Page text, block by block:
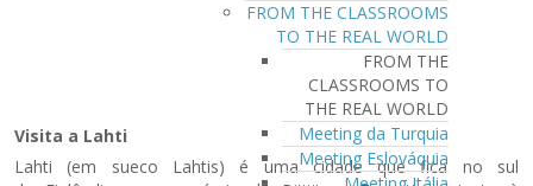
FROM THE CLASSROOMS
TO THE REAL WORLD
FROM THE
CLASSROOMS TO
THE REAL WORLD
Meeting da Turquia
Meeting Eslováquia
Visita a Lahti
Lahti (em sueco Lahtis) é uma cidade que fica no sul